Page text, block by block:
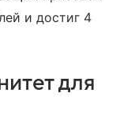
и достиг 4
для